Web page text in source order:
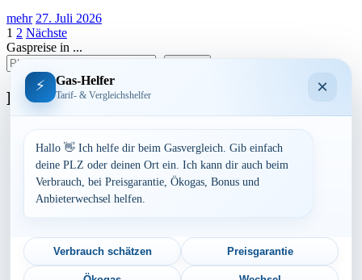
mehr 27. Juli 2026
Seitennummerierung
der
Beiträge
1 2 Nächste
Gaspreise in ...
Bundesland
Bayern
Berlin
Brandenburg
Hamburg
Mecklenburg-Vorpommern
Niedersachsen
Nordrhein-Westfalen
⚡ Gas-Helfer
Tarif- & Vergleichshelfer ×
Hallo 👋 Ich helfe dir beim Gasvergleich. Gib einfach
deine PLZ oder deinen Ort ein. Ich kann dir auch beim
Verbrauch, bei Preisgarantie, Ökogas, Bonus und
Anbieterwechsel helfen.
Verbrauch schätzen Preisgarantie